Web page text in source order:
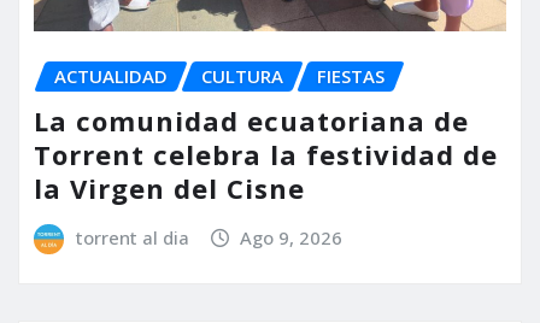
ACTUALIDAD CULTURA FIESTAS
La comunidad ecuatoriana de
Torrent celebra la festividad de
la Virgen del Cisne
torrent al dia Ago 9, 2026